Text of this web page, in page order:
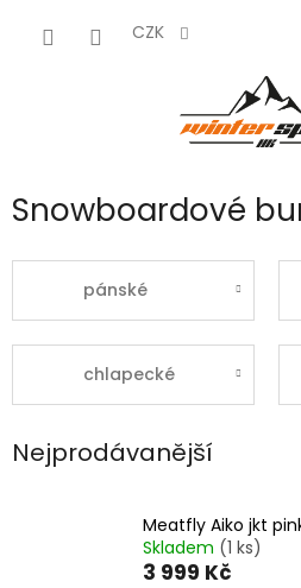
CZK
Snowboardové
pánské
chlapecké
Nejprodávanější
Meatfly Aiko jkt
Skladem (1 ks)
3 999 Kč